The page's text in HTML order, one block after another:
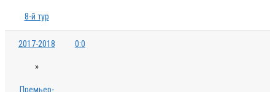
8-й тур
2017-2018
»
Премьер-
0:0